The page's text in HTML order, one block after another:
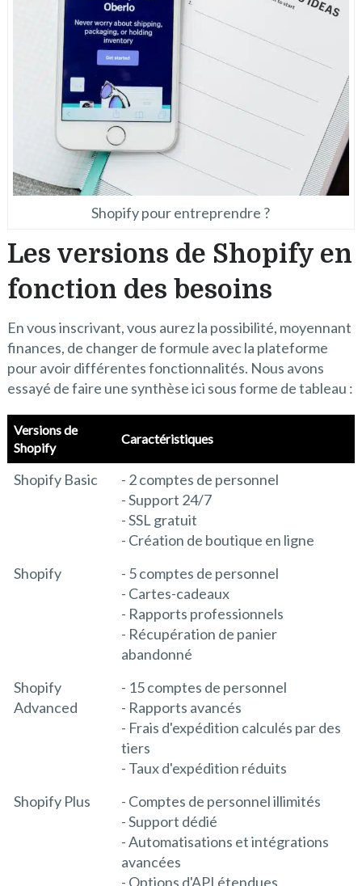
Shopify pour entreprendre ?
Les versions de Shopify en
fonction des besoins
En vous inscrivant, vous aurez la possibilité, moyennant
finances, de changer de formule avec la plateforme
pour avoir différentes fonctionnalités. Nous avons
essayé de faire une synthèse ici sous forme de tableau :
Versions de
Shopify
Caractéristiques
Shopify Basic
- 2 comptes de personnel
- Support 24/7
- SSL gratuit
- Création de boutique en ligne
Shopify
- 5 comptes de personnel
- Cartes-cadeaux
- Rapports professionnels
- Récupération de panier
abandonné
Shopify
Advanced
- 15 comptes de personnel
- Rapports avancés
- Frais d'expédition calculés par des
tiers
- Taux d'expédition réduits
Shopify Plus
- Comptes de personnel illimités
- Support dédié
- Automatisations et intégrations
avancées
- Options d'API étendues